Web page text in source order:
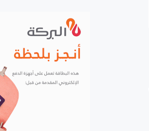
السورية للحبوب: استلام أكثر
من مليونين ونصف المليون
طن من ‌‏محصول القمح ‏
الكهرباء والغاز والبنى التحتية
في صدارة التعاون السوري
الأردن يعفي عائلات رجال الأعمال